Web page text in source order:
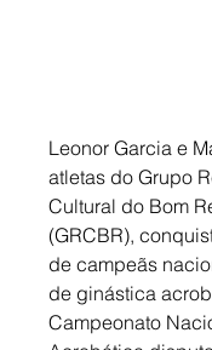
Leonor Garcia e
atletas do Grupo
Cultural do Bom
(GRCBR),
de campeãs
de ginástica
Campeonato